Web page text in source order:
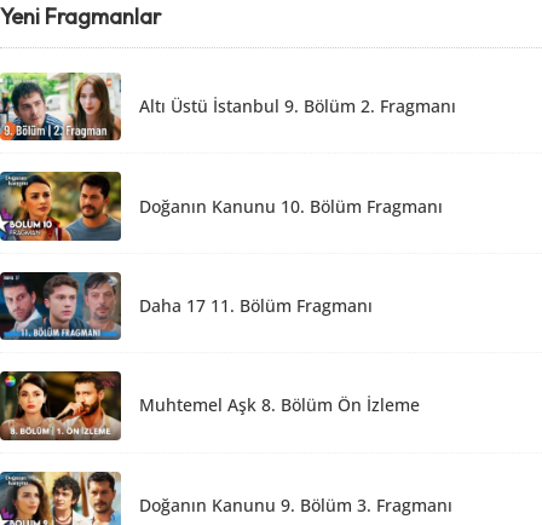
Yeni Fragmanlar
Altı Üstü İstanbul 9. Bölüm 2. Fragmanı
Doğanın Kanunu 10. Bölüm Fragmanı
Daha 17 11. Bölüm Fragmanı
Muhtemel Aşk 8. Bölüm Ön İzleme
Doğanın Kanunu 9. Bölüm 3. Fragmanı